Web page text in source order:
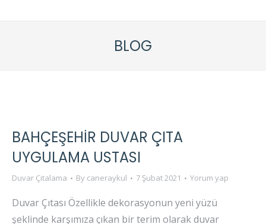
BLOG
BAHÇEŞEHIR DUVAR ÇITA
UYGULAMA USTASI
Duvar Çıtalama By caneraykul 7 Şubat 2021 Yorum yap
Duvar Çıtası Özellikle dekorasyonun yeni yüzü
şeklinde karşımıza çıkan bir terim olarak duvar